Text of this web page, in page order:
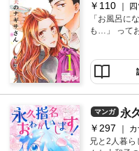
￥110
「お風呂に
も…」 って
イ！？ 仕事
母さん力
す。
マンガ 永
￥297
兄と2人暮